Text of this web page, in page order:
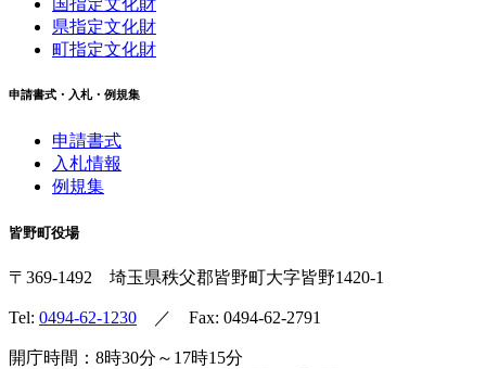
県指定文化財
町指定文化財
申請書式・入札・例規集
申請書式
入札情報
例規集
皆野町役場
〒369-1492 埼玉県秩父郡皆野町大字皆野1420-1
Tel: 0494-62-1230 ／ Fax: 0494-62-2791
開庁時間：8時30分～17時15分